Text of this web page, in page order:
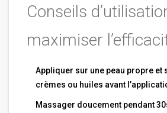
Conseils
maximiser
Appliquer sur une peau propre et
crèmes ou huiles avant
Massager doucement pendant